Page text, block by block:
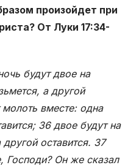
произойдет при
От Луки 17:34-
будут двое на
а другой
молоть вместе: одна
36 двое будут на
оставится. 37
Господи? Он же сказал